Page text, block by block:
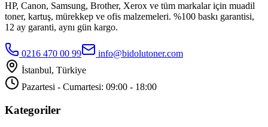
HP, Canon, Samsung, Brother, Xerox ve tüm markalar için muadil
toner, kartuş, mürekkep ve ofis malzemeleri. %100 baskı garantisi,
12 ay garanti, aynı gün kargo.
0216 470 00 99
info@bidolutoner.com
İstanbul, Türkiye
Pazartesi - Cumartesi: 09:00 - 18:00
Kategoriler